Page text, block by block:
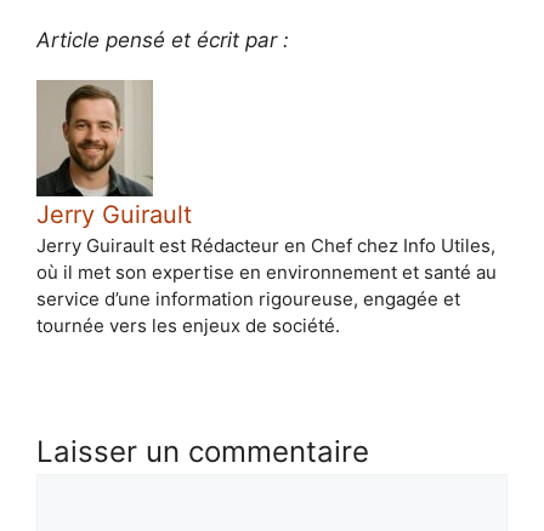
Article pensé et écrit par :
Jerry Guirault
Jerry Guirault est Rédacteur en Chef chez Info Utiles,
où il met son expertise en environnement et santé au
service d’une information rigoureuse, engagée et
tournée vers les enjeux de société.
Laisser un commentaire